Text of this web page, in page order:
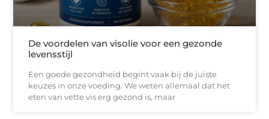
De voordelen van visolie voor een gezonde
levensstijl
Een goede gezondheid begint vaak bij de juiste
keuzes in onze voeding. We weten allemaal dat het
eten van vette vis erg gezond is, maar